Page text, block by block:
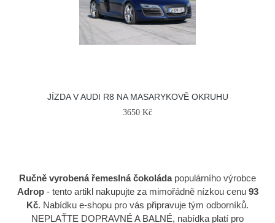
JÍZDA V AUDI R8 NA MASARYKOVĚ OKRUHU
3650 Kč
Ručně vyrobená řemeslná čokoládapopulárního výrobce
Adrop- tento artikl nakupujte za mimořádně nízkou cenu 93
Kč. Nabídku e-shopu pro vás připravuje tým odborníků.
NEPLAŤTE DOPRAVNÉ A BALNÉ, nabídka platí pro